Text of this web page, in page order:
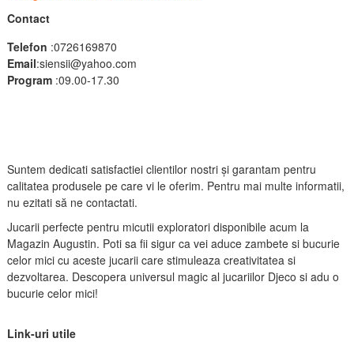
Contact
Telefon :0726169870
Email:siensii@yahoo.com
Program:09.00-17.30
Suntem dedicati satisfactiei clientilor nostri și garantam pentru
calitatea produsele pe care vi le oferim. Pentru mai multe informatii,
nu ezitati să ne contactati.
Jucarii perfecte pentru micutii exploratori disponibile acum la
Magazin Augustin. Poti sa fii sigur ca vei aduce zambete si bucurie
celor mici cu aceste jucarii care stimuleaza creativitatea si
dezvoltarea. Descopera universul magic al jucariilor Djeco si adu o
bucurie celor mici!
Link-uri utile